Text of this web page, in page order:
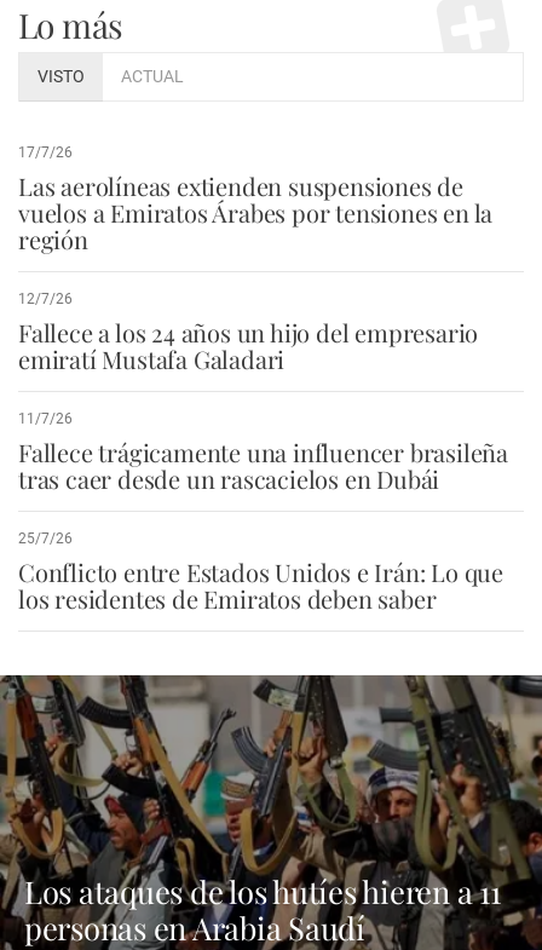
Lo más
VISTO ACTUAL
17/7/26
Las aerolíneas extienden suspensiones de
vuelos a Emiratos Árabes por tensiones en la
región
12/7/26
Fallece a los 24 años un hijo del empresario
emiratí Mustafa Galadari
11/7/26
Fallece trágicamente una influencer brasileña
tras caer desde un rascacielos en Dubái
25/7/26
Conflicto entre Estados Unidos e Irán: Lo que
los residentes de Emiratos deben saber
Los ataques de los hutíes hieren a 11
personas en Arabia Saudí